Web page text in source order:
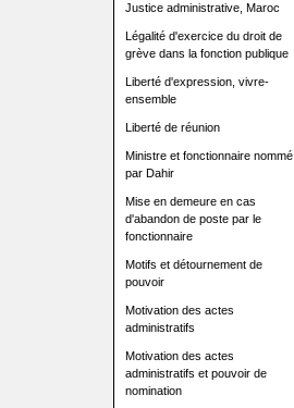
Justice administrative, Maroc
Légalité d'exercice du droit de
grève dans la fonction publique
Liberté d'expression, vivre-
ensemble
Liberté de réunion
Ministre et fonctionnaire nommé
par Dahir
Mise en demeure en cas
d'abandon de poste par le
fonctionnaire
Motifs et détournement de
pouvoir
Motivation des actes
administratifs
Motivation des actes
administratifs et pouvoir de
nomination